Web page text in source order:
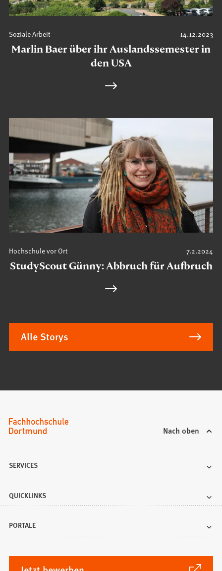
14.12.2023
Soziale Arbeit
Marlin Baer über ihr Auslandssemester in
den USA
7.2.2024
Hochschule vor Ort
StudyScout Günny: Abbruch für Aufbruch
Alle Storys
Nach oben
SERVICES
QUICKLINKS
PORTALE